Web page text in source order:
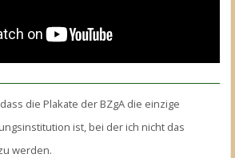
die Plakate der BZgA die einzige
ist, bei der ich nicht das
werden.